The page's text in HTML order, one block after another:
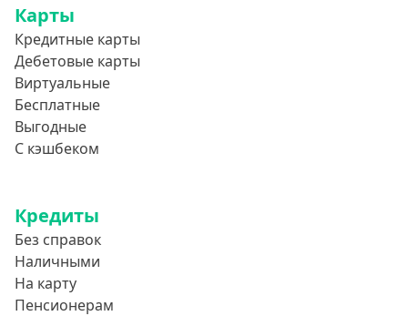
Карты
Кредитные карты
Дебетовые карты
Виртуальные
Бесплатные
Выгодные
С кэшбеком
Кредиты
Без справок
Наличными
На карту
Пенсионерам